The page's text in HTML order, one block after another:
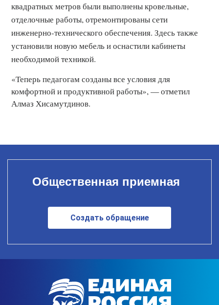
квадратных метров были выполнены кровельные,
отделочные работы, отремонтированы сети
инженерно-технического обеспечения. Здесь также
установили новую мебель и оснастили кабинеты
необходимой техникой.
«Теперь педагогам созданы все условия для
комфортной и продуктивной работы», — отметил
Алмаз Хисамутдинов.
Общественная приемная
Создать обращение